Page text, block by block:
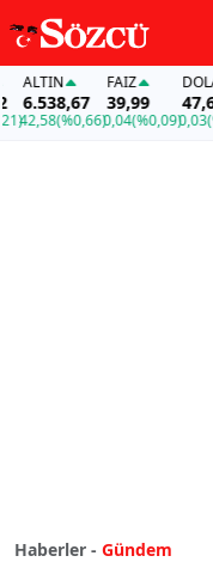
ALTIN
6.538,67
(%0,66)
FAİZ
39,99
0,04(%0,09)
DOLAR
47,60
0,03
Haberler - Gündem